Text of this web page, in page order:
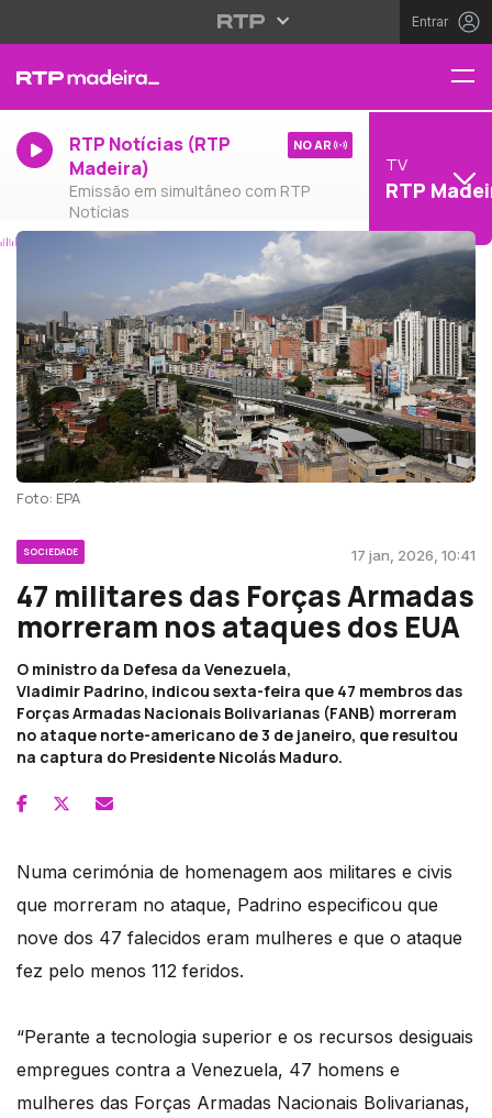
Entrar
RTP Notícias (RTP
Madeira)
Emissão em simultâneo com RTP
Notícias
NO AR
TV
RTP
Foto: EPA
SOCIEDADE 17 jan, 2026, 10:41
47 militares das Forças Armadas
morreram nos ataques dos EUA
O ministro da Defesa da Venezuela,
Vladimir Padrino, indicou sexta-feira que 47 membros das
Forças Armadas Nacionais Bolivarianas (FANB) morreram
no ataque norte-americano de 3 de janeiro, que resultou
na captura do Presidente Nicolás Maduro.
Numa cerimónia de homenagem aos militares e civis
que morreram no ataque, Padrino especificou que
nove dos 47 falecidos eram mulheres e que o ataque
fez pelo menos 112 feridos.
“Perante a tecnologia superior e os recursos desiguais
empregues contra a Venezuela, 47 homens e
mulheres das Forças Armadas Nacionais Bolivarianas,